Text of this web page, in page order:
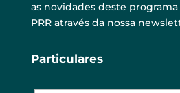
as novidades deste
PRR através da nossa
Particulares